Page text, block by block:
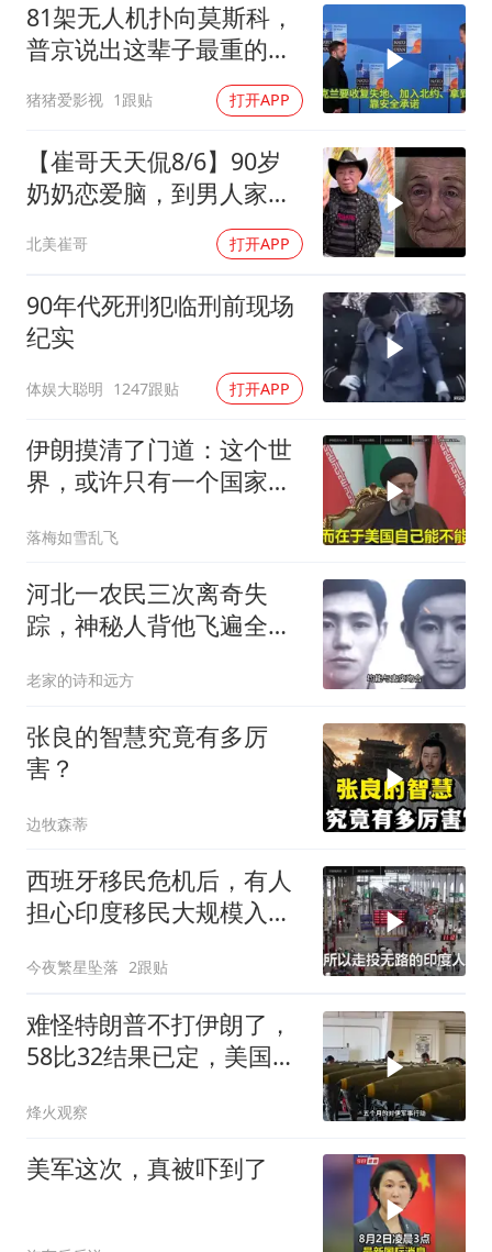
81架无人机扑向莫斯科，
普京说出这辈子最重的一
猪猪爱影视 1跟贴 打开APP
【崔哥天天侃8/6】90岁
奶奶恋爱脑，到男人家索
北美崔哥 打开APP
90年代死刑犯临刑前现场
纪实
体娱大聪明 1247跟贴 打开APP
伊朗摸清了门道：这个世
界，或许只有一个国家，
落梅如雪乱飞
河北一农民三次离奇失
踪，神秘人背他飞遍全中
老家的诗和远方
张良的智慧究竟有多厉
害？
边牧森蒂
西班牙移民危机后，有人
担心印度移民大规模入侵
今夜繁星坠落 2跟贴
难怪特朗普不打伊朗了，
58比32结果已定，美国专
烽火观察
美军这次，真被吓到了